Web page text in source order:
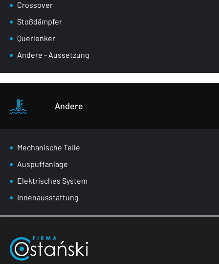
Crossover
Stoßdämpfer
Querlenker
Andere - Aussetzung
Andere
Mechanische Teile
Auspuffanlage
Elektrisches System
Innenausstattung